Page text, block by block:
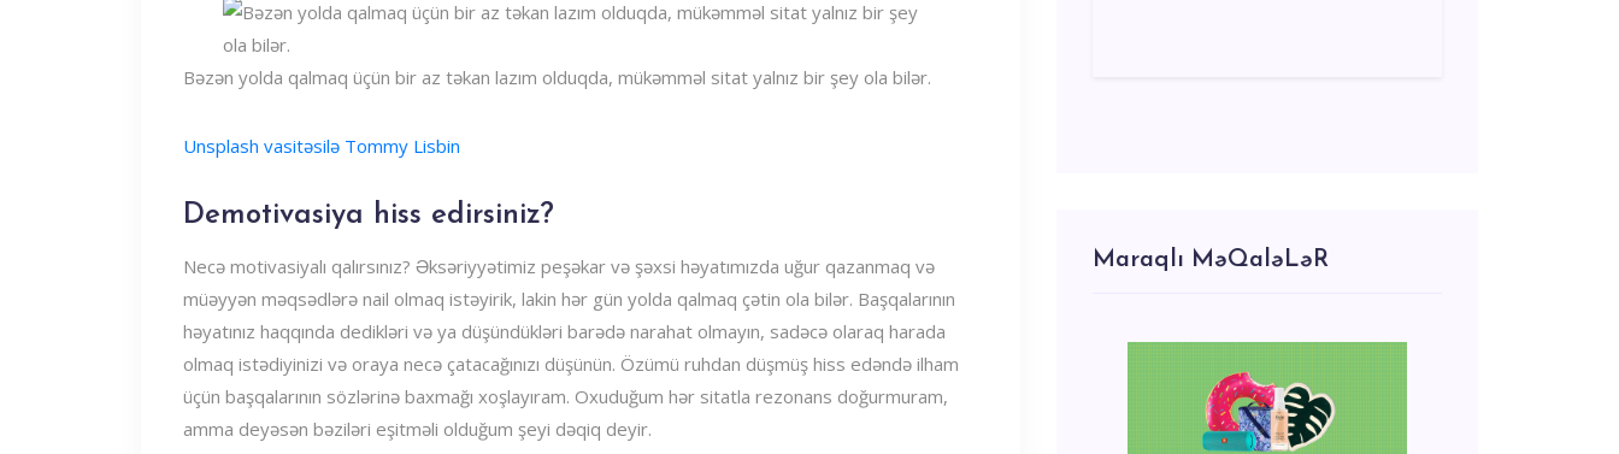
Bəzən yolda qalmaq üçün bir az təkan lazım olduqda, mükəmməl sitat yalnız bir şey ola bilər.
Unsplash vasitəsilə Tommy Lisbin
Demotivasiya hiss edirsiniz?
Necə motivasiyalı qalırsınız? Əksəriyyətimiz peşəkar və şəxsi həyatımızda uğur qazanmaq və
müəyyən məqsədlərə nail olmaq istəyirik, lakin hər gün yolda qalmaq çətin ola bilər. Başqalarının
həyatınız haqqında dedikləri və ya düşündükləri barədə narahat olmayın, sadəcə olaraq harada
olmaq istədiyinizi və oraya necə çatacağınızı düşünün. Özümü ruhdan düşmüş hiss edəndə ilham
üçün başqalarının sözlərinə baxmağı xoşlayıram. Oxuduğum hər sitatla rezonans doğurmuram,
amma deyəsən bəziləri eşitməli olduğum şeyi dəqiq deyir.
Maraqlı MəQaləLəR